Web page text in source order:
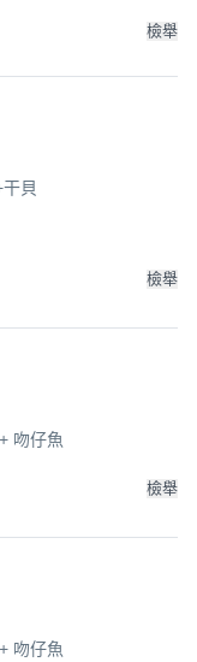
檢舉
貝
檢舉
吻仔魚
檢舉
吻仔魚